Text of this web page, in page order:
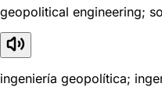
geopolitical engineering;
ingeniería geopolítica;